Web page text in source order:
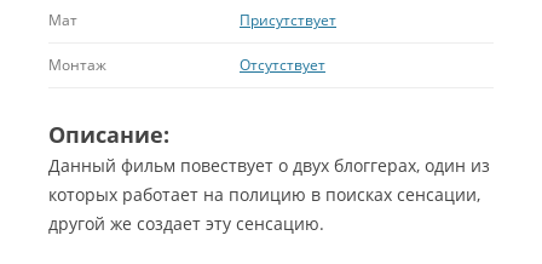
Мат Присутствует
Монтаж Отсутствует
Описание:
Данный фильм повествует о двух блоггерах, один из
которых работает на полицию в поисках сенсации,
другой же создает эту сенсацию.